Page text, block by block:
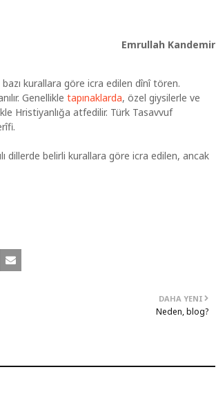
Emrullah Kandemir
kurallara göre icra edilen dînî tören.
Genellikle tapınaklarda, özel giysilerle ve
Hristiyanlığa atfedilir. Türk Tasavvuf
dillerde belirli kurallara göre icra edilen, ancak
DAHA YENI
Neden, blog?